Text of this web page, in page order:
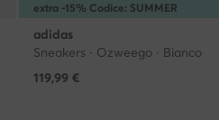
extra -15% Codice: SUMMER
adidas
Sneakers · Ozweego · Bianco
119,99 €